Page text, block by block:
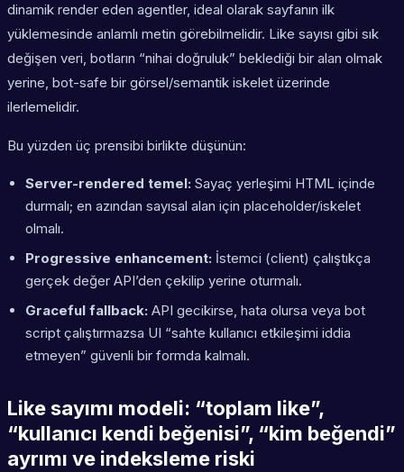
dinamik render eden agentler, ideal olarak sayfanın ilk
yüklemesinde anlamlı metin görebilmelidir. Like sayısı gibi sık
değişen veri, botların “nihai doğruluk” beklediği bir alan olmak
yerine, bot-safe bir görsel/semantik iskelet üzerinde
ilerlemelidir.
Bu yüzden üç prensibi birlikte düşünün:
Server-rendered temel: Sayaç yerleşimi HTML içinde
durmalı; en azından sayısal alan için placeholder/iskelet
olmalı.
Progressive enhancement: İstemci (client) çalıştıkça
gerçek değer API’den çekilip yerine oturmalı.
Graceful fallback: API gecikirse, hata olursa veya bot
script çalıştırmazsa UI “sahte kullanıcı etkileşimi iddia
etmeyen” güvenli bir formda kalmalı.
Like sayımı modeli: “toplam like”,
“kullanıcı kendi beğenisi”, “kim beğendi”
ayrımı ve indeksleme riski